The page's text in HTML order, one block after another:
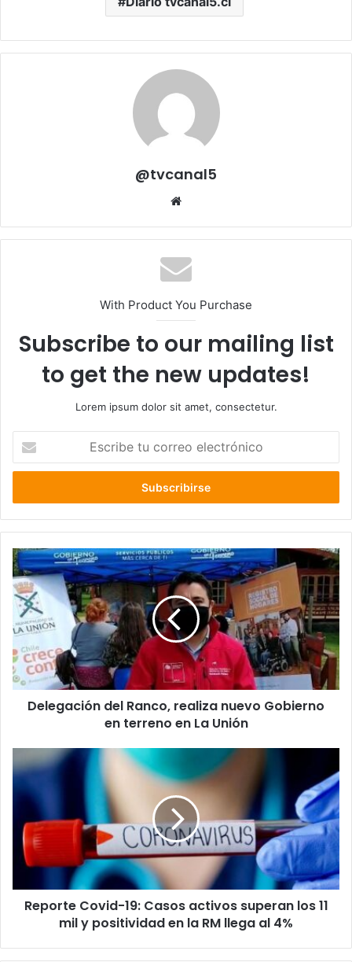
@tvcanal5
With Product You Purchase
Subscribe to our mailing list
to get the new updates!
Lorem ipsum dolor sit amet, consectetur.
correo
Delegación
del
Ranco,
realiza
nuevo
Gobierno
en
terreno
en
Delegación del Ranco, realiza nuevo Gobierno
en terreno en La Unión
Reporte
Covid-
19:
Casos
activos
superan
los
mil
positividad
Reporte Covid-19: Casos activos superan los 11
mil y positividad en la RM llega al 4%